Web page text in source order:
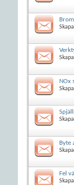
NOx
Byte
Fel